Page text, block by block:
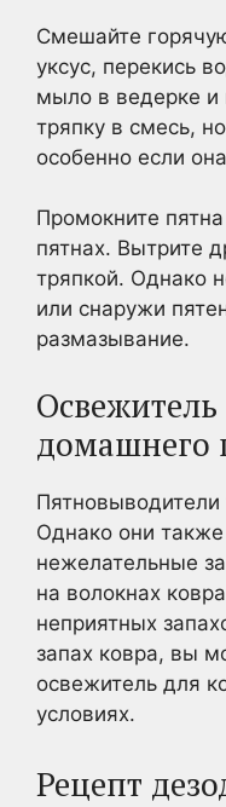
Смешайте
уксус, перекись
мыло в ведерке и
тряпку в смесь,
особенно если
Промокните
пятнах. Вытрите
тряпкой. Однако
или снаружи
размазывание.
домашнего
Пятновыводители
Однако они также
нежелательные
на волокнах
неприятных
запах ковра, вы
освежитель для
условиях.
Рецепт